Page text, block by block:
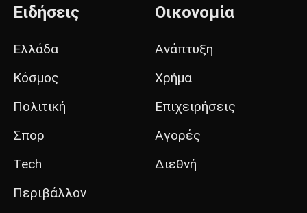
Ειδήσεις
Ελλάδα
Κόσμος
Πολιτική
Σπορ
Tech
Περιβάλλον
Οικονομία
Ανάπτυξη
Χρήμα
Επιχειρήσεις
Αγορές
Διεθνή